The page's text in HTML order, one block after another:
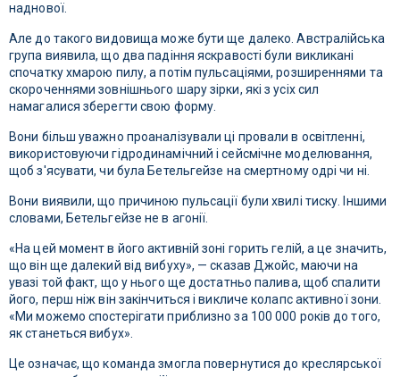
наднової.
Але до такого видовища може бути ще далеко. Австралійська
група виявила, що два падіння яскравості були викликані
спочатку хмарою пилу, а потім пульсаціями, розширеннями та
скороченнями зовнішнього шару зірки, які з усіх сил
намагалися зберегти свою форму.
Вони більш уважно проаналізували ці провали в освітленні,
використовуючи гідродинамічний і сейсмічне моделювання,
щоб з'ясувати, чи була Бетельгейзе на смертному одрі чи ні.
Вони виявили, що причиною пульсації були хвилі тиску. Іншими
словами, Бетельгейзе не в агонії.
«На цей момент в його активній зоні горить гелій, а це значить,
що він ще далекий від вибуху», — сказав Джойс, маючи на
увазі той факт, що у нього ще достатньо палива, щоб спалити
його, перш ніж він закінчиться і викличе колапс активної зони.
«Ми можемо спостерігати приблизно за 100 000 років до того,
як станеться вибух».
Це означає, що команда змогла повернутися до креслярської